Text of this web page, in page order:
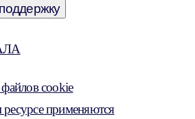
cookie
применяются